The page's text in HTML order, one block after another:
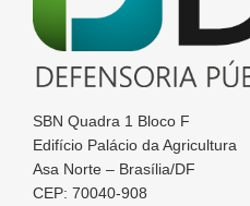
SBN Quadra 1 Bloco F
Edifício Palácio da Agricultura
Asa Norte – Brasília/DF
CEP: 70040-908